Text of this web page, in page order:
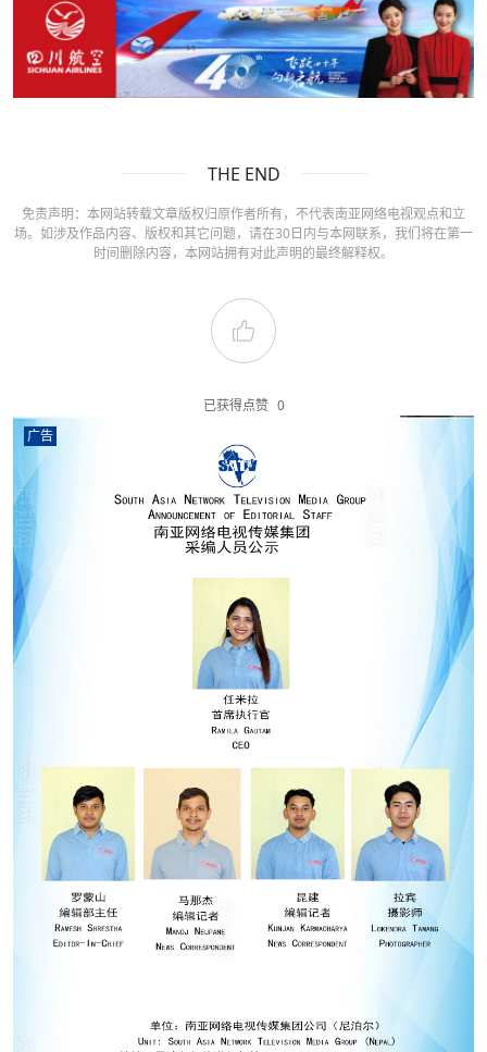
THE END
免责声明：本网站转载文章版权归原作者所有，不代表南亚网络电视观点和立
场。如涉及作品内容、版权和其它问题，请在30日内与本网联系，我们将在第一
时间删除内容，本网站拥有对此声明的最终解释权。
已获得点赞 0
广告